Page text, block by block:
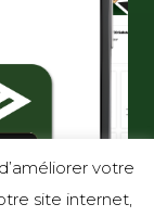
votre
site internet,